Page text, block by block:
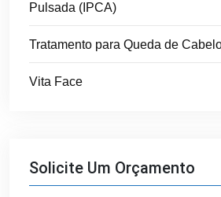
Pulsada (IPCA)
Tratamento para Queda de
Vita Face
Solicite Um Orçamento